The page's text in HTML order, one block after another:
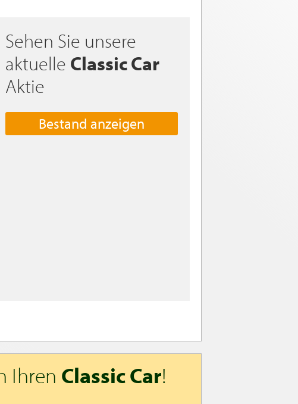
Sehen Sie unsere
aktuelle Classic Car
Aktie
Bestand anzeigen
Ihren Classic Car!